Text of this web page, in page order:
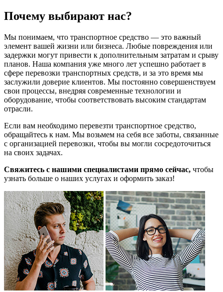
Почему выбирают нас?
Мы понимаем, что транспортное средство — это важный
элемент вашей жизни или бизнеса. Любые повреждения или
задержки могут привести к дополнительным затратам и срыву
планов. Наша компания уже много лет успешно работает в
сфере перевозки транспортных средств, и за это время мы
заслужили доверие клиентов. Мы постоянно совершенствуем
свои процессы, внедряя современные технологии и
оборудование, чтобы соответствовать высоким стандартам
отрасли.
Если вам необходимо перевезти транспортное средство,
обращайтесь к нам. Мы возьмем на себя все заботы, связанные
с организацией перевозки, чтобы вы могли сосредоточиться
на своих задачах.
Свяжитесь с нашими специалистами прямо сейчас, чтобы
узнать больше о наших услугах и оформить заказ!